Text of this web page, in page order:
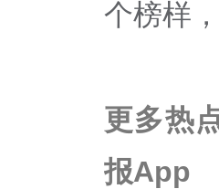
个榜样
更多热
报App